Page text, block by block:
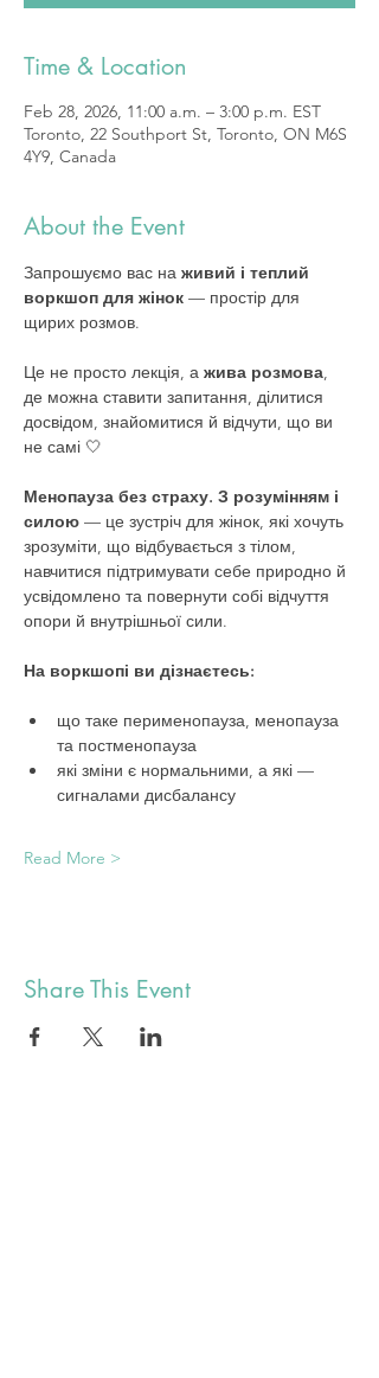
Time & Location
Feb 28, 2026, 11:00 a.m. – 3:00 p.m. EST
Toronto, 22 Southport St, Toronto, ON M6S
4Y9, Canada
About the Event
Запрошуємо вас на живий і теплий
воркшоп для жінок — простір для
щирих розмов.
Це не просто лекція, а жива розмова,
де можна ставити запитання, ділитися
досвідом, знайомитися й відчути, що ви
не самі 🤍
Менопауза без страху. З розумінням і
силою — це зустріч для жінок, які хочуть
зрозуміти, що відбувається з тілом,
навчитися підтримувати себе природно й
усвідомлено та повернути собі відчуття
опори й внутрішньої сили.
На воркшопі ви дізнаєтесь:
що таке перименопауза, менопауза
та постменопауза
які зміни є нормальними, а які —
сигналами дисбалансу
Read More >
Share This Event